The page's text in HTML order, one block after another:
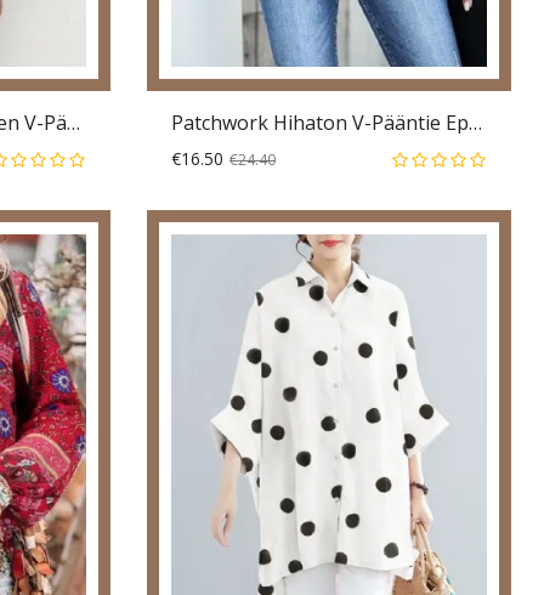
Naisten Fleece-Ruudullinen V-Pääntie Puolivetoketjuinen Rento Pitkähihainen Villapaita Patchwork Hihaton V-Pääntie Epäsäännöllinen Helma Cami
€16.50 €24.40